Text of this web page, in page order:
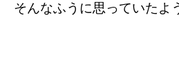
そんなふうに思っていたよ